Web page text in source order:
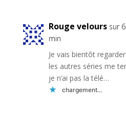
Rouge velours sur
min
Je vais bientôt
les autres séries me
je n’ai pas la télé…
chargement…